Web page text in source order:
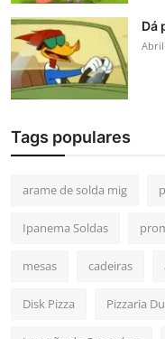
Dá
Abril
Tags populares
arame de solda mig
Ipanema Soldas
mesas cadeiras
Disk Pizza Pizzaria